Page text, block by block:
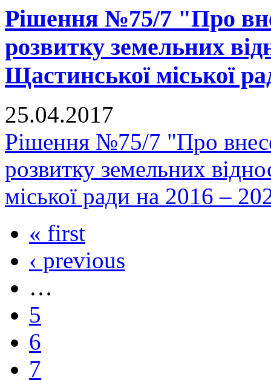
Рішення №75/7 "Про
розвитку земельних
Щастинської міської
25.04.2017
Рішення №75/7 "Про
розвитку земельних
міської ради на 2016 –
« first
‹ previous
…
5
6
7